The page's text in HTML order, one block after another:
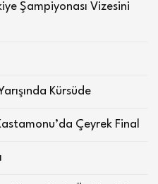
Şampiyonası Vizesini
Kürsüde
Çeyrek Final